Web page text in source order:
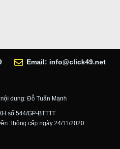
Email: info@click49.net
dung: Đỗ Tuấn Mạnh
số 544/GP-BTTTT
Thông cấp ngày 24/11/2020